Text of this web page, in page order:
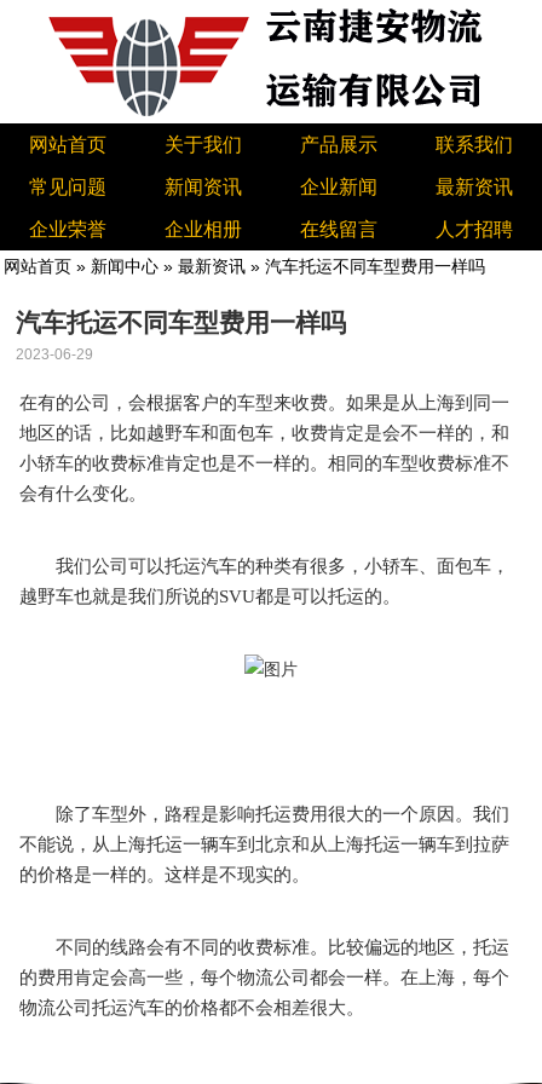
网站首页 关于我们 产品展示 联系我们
常见问题 新闻资讯 企业新闻 最新资讯
企业荣誉 企业相册 在线留言 人才招聘
网站首页 » 新闻中心 » 最新资讯 » 汽车托运不同车型费用一样吗
汽车托运不同车型费用一样吗
2023-06-29
在有的公司，会根据客户的车型来收费。如果是从上海到同一
地区的话，比如越野车和面包车，收费肯定是会不一样的，和
小轿车的收费标准肯定也是不一样的。相同的车型收费标准不
会有什么变化。
我们公司可以托运汽车的种类有很多，小轿车、面包车，
越野车也就是我们所说的SVU都是可以托运的。
除了车型外，路程是影响托运费用很大的一个原因。我们
不能说，从上海托运一辆车到北京和从上海托运一辆车到拉萨
的价格是一样的。这样是不现实的。
不同的线路会有不同的收费标准。比较偏远的地区，托运
的费用肯定会高一些，每个物流公司都会一样。在上海，每个
物流公司托运汽车的价格都不会相差很大。